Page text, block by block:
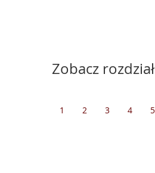
Zobacz rozdział
1 2 3 4 5